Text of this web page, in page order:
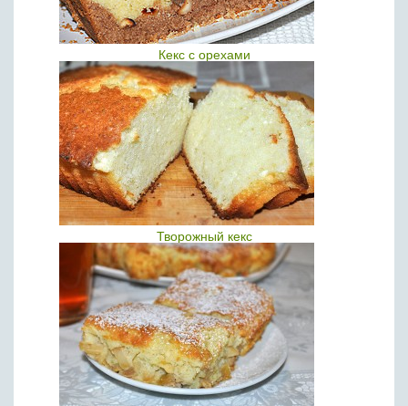
Кекс с орехами
Творожный кекс